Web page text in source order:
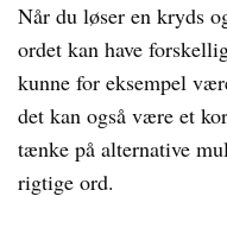
Når du løser en kryds
ordet kan have
kunne for eksempel
det kan også være et
tænke på alternative
rigtige ord.